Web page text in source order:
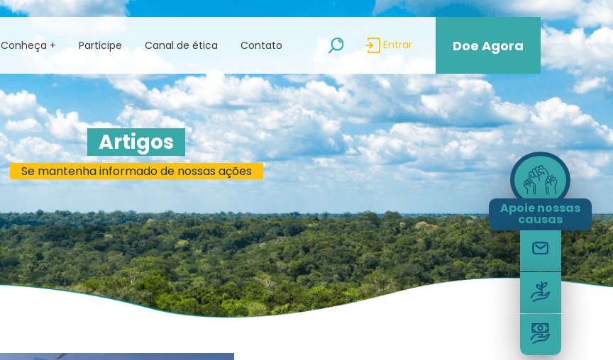
Conheça + Participe Canal de ética Contato Entrar Doe Agora
Apoie nossas
causas
Artigos
Se mantenha informado de nossas ações